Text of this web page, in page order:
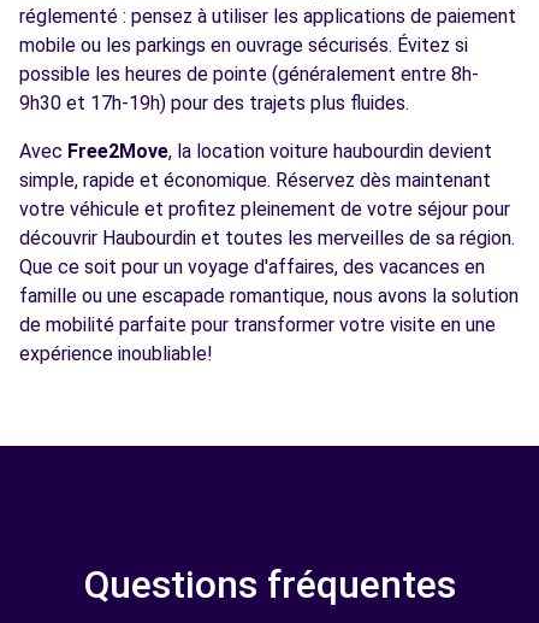
réglementé : pensez à utiliser les applications de paiement
mobile ou les parkings en ouvrage sécurisés. Évitez si
possible les heures de pointe (généralement entre 8h-
9h30 et 17h-19h) pour des trajets plus fluides.
Avec Free2Move, la location voiture haubourdin devient
simple, rapide et économique. Réservez dès maintenant
votre véhicule et profitez pleinement de votre séjour pour
découvrir Haubourdin et toutes les merveilles de sa région.
Que ce soit pour un voyage d'affaires, des vacances en
famille ou une escapade romantique, nous avons la solution
de mobilité parfaite pour transformer votre visite en une
expérience inoubliable!
Questions fréquentes